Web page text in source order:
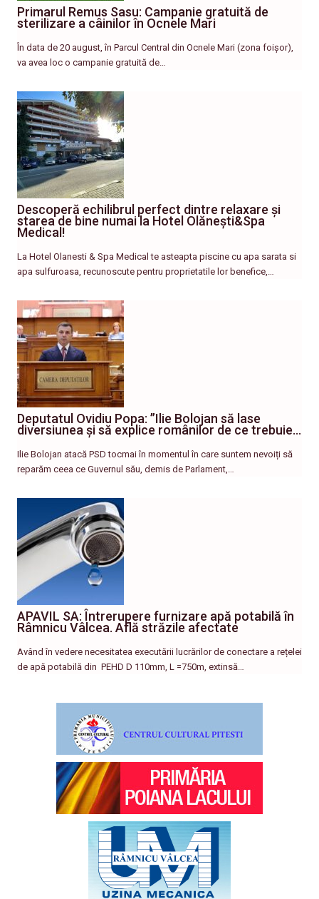
Primarul Remus Sasu: Campanie gratuită de
sterilizare a câinilor în Ocnele Mari
În data de 20 august, în Parcul Central din Ocnele Mari (zona foișor),
va avea loc o campanie gratuită de…
Descoperă echilibrul perfect dintre relaxare și
starea de bine numai la Hotel Olănești&Spa
Medical!
La Hotel Olanesti & Spa Medical te asteapta piscine cu apa sarata si
apa sulfuroasa, recunoscute pentru proprietatile lor benefice,…
Deputatul Ovidiu Popa: ”Ilie Bolojan să lase
diversiunea și să explice românilor de ce trebuie…
Ilie Bolojan atacă PSD tocmai în momentul în care suntem nevoiți să
reparăm ceea ce Guvernul său, demis de Parlament,…
APAVIL SA: Întrerupere furnizare apă potabilă în
Râmnicu Vâlcea. Află străzile afectate
Având în vedere necesitatea executării lucrărilor de conectare a rețelei
de apă potabilă din PEHD D 110mm, L =750m, extinsă…